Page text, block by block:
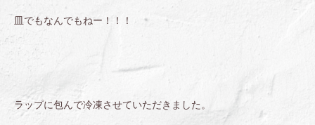
皿でもなんでもねー！！！
ラップに包んで冷凍させていただきました。